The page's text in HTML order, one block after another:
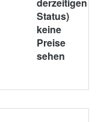
Status)
keine
Preise
sehen